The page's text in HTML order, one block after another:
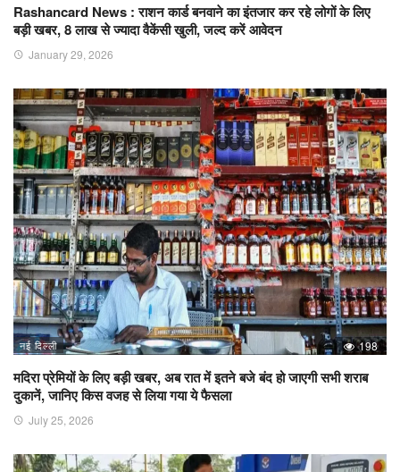
Rashancard News : राशन कार्ड बनवाने का इंतजार कर रहे लोगों के लिए
बड़ी खबर, 8 लाख से ज्यादा वैकेंसी खुली, जल्द करें आवेदन
January 29, 2026
नई दिल्ली 198
मदिरा प्रेमियों के लिए बड़ी खबर, अब रात में इतने बजे बंद हो जाएगी सभी शराब
दुकानें, जानिए किस वजह से लिया गया ये फैसला
July 25, 2026